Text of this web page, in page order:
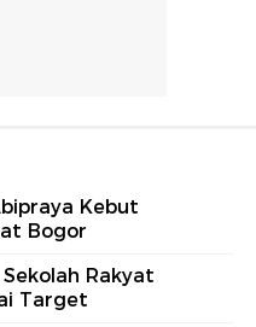
Kebut
Bogor
Rakyat
Target